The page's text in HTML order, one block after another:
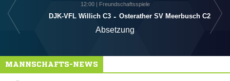
12:00 | Freundschaftsspiele
DJK-VFL Willich C3 - Osterather SV Meerbusch C2
Absetzung
MANNSCHAFTS-NEWS